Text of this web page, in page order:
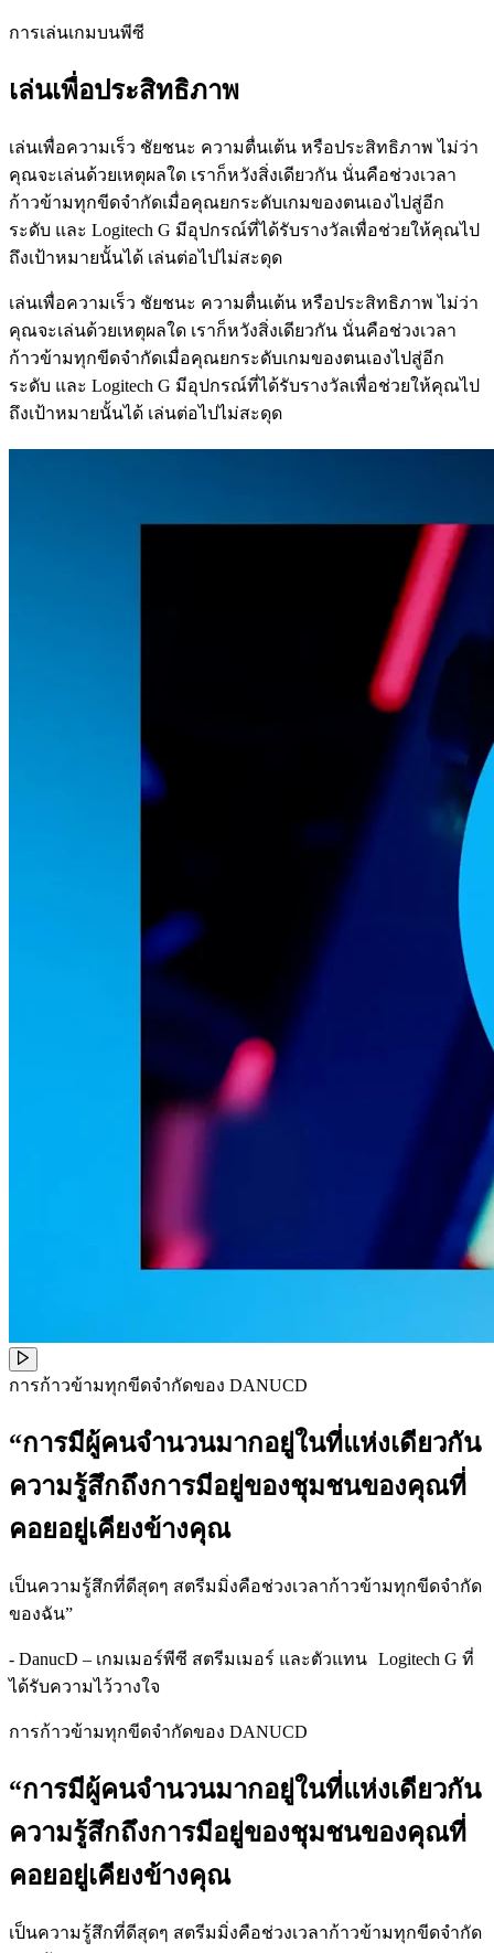
การเล่นเกมบนพีซี
เล่นเพื่อประสิทธิภาพ
เล่นเพื่อความเร็ว ชัยชนะ ความตื่นเต้น หรือประสิทธิภาพ ไม่ว่า
คุณจะเล่นด้วยเหตุผลใด เราก็หวังสิ่งเดียวกัน นั่นคือช่วงเวลา
ก้าวข้ามทุกขีดจำกัดเมื่อคุณยกระดับเกมของตนเองไปสู่อีก
ระดับ และ Logitech G มีอุปกรณ์ที่ได้รับรางวัลเพื่อช่วยให้คุณไป
ถึงเป้าหมายนั้นได้ เล่นต่อไปไม่สะดุด
เล่นเพื่อความเร็ว ชัยชนะ ความตื่นเต้น หรือประสิทธิภาพ ไม่ว่า
คุณจะเล่นด้วยเหตุผลใด เราก็หวังสิ่งเดียวกัน นั่นคือช่วงเวลา
ก้าวข้ามทุกขีดจำกัดเมื่อคุณยกระดับเกมของตนเองไปสู่อีก
ระดับ และ Logitech G มีอุปกรณ์ที่ได้รับรางวัลเพื่อช่วยให้คุณไป
ถึงเป้าหมายนั้นได้ เล่นต่อไปไม่สะดุด
การก้าวข้ามทุกขีดจำกัดของ DANUCD
“การมีผู้คนจำนวนมากอยู่ในที่แห่งเดียวกัน
ความรู้สึกถึงการมีอยู่ของชุมชนของคุณที่
คอยอยู่เคียงข้างคุณ
เป็นความรู้สึกที่ดีสุดๆ สตรีมมิ่งคือช่วงเวลาก้าวข้ามทุกขีดจำกัด
ของฉัน”
- DanucD – เกมเมอร์พีซี สตรีมเมอร์ และตัวแทน Logitech G ที่
ได้รับความไว้วางใจ
การก้าวข้ามทุกขีดจำกัดของ DANUCD
“การมีผู้คนจำนวนมากอยู่ในที่แห่งเดียวกัน
ความรู้สึกถึงการมีอยู่ของชุมชนของคุณที่
คอยอยู่เคียงข้างคุณ
เป็นความรู้สึกที่ดีสุดๆ สตรีมมิ่งคือช่วงเวลาก้าวข้ามทุกขีดจำกัด